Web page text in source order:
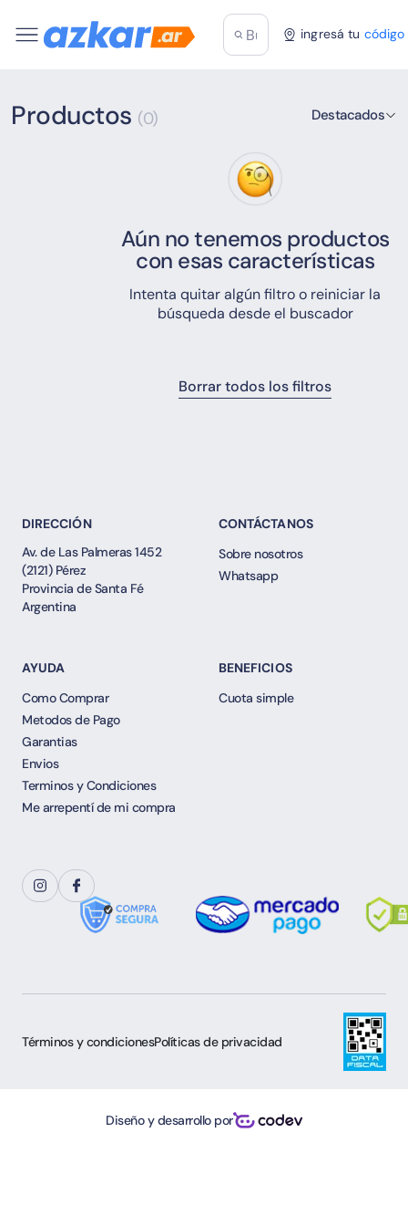
ingresá tu
Productos (0) Destacados
Aún no tenemos productos
con esas características
Intenta quitar algún filtro o reiniciar la
búsqueda desde el buscador
Borrar todos los filtros
DIRECCIÓN
Av. de Las Palmeras 1452
(2121) Pérez
Provincia de Santa Fé
Argentina
CONTÁCTANOS
Sobre nosotros
Whatsapp
AYUDA
Como Comprar
Metodos de Pago
Garantias
Envios
Terminos y Condiciones
Me arrepentí de mi compra
BENEFICIOS
Cuota simple
Términos y condicionesPolíticas de privacidad
Diseño y desarrollo por